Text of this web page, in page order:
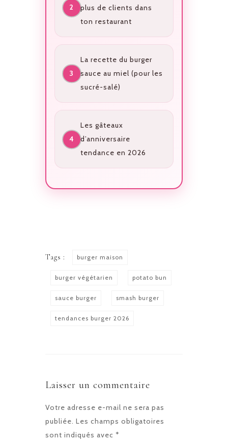
plus de clients dans
ton restaurant
La recette du burger
sauce au miel (pour les
sucré-salé)
Les gâteaux
d’anniversaire
tendance en 2026
Tags : burger maison
burger végétarien potato bun
sauce burger smash burger
tendances burger 2026
Laisser un commentaire
Votre adresse e-mail ne sera pas
publiée. Les champs obligatoires
sont indiqués avec *